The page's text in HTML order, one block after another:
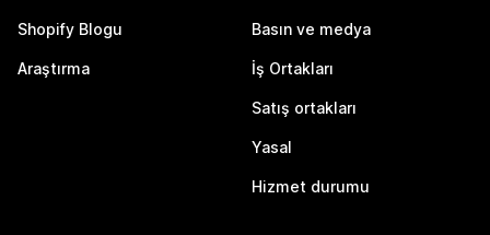
Shopify Blogu
Araştırma
Basın ve medya
İş Ortakları
Satış ortakları
Yasal
Hizmet durumu